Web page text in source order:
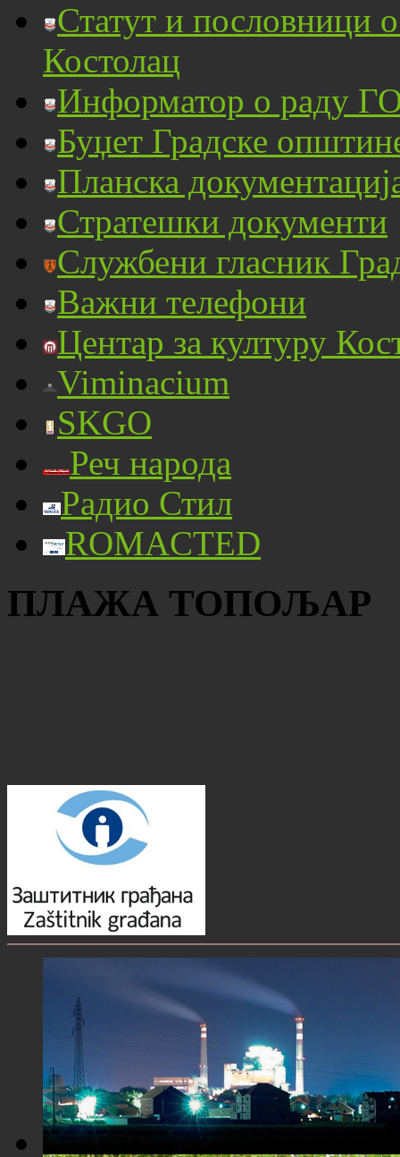
Статут и пословници
Костолац
Информатор о раду
Буџет Градске
Планска
Стратешки документи
Службени гласник
Важни телефони
Центар за културу
Viminacium
SKGO
Реч народа
Радио Стил
ROMACTED
ПЛАЖА ТОПОЉАР